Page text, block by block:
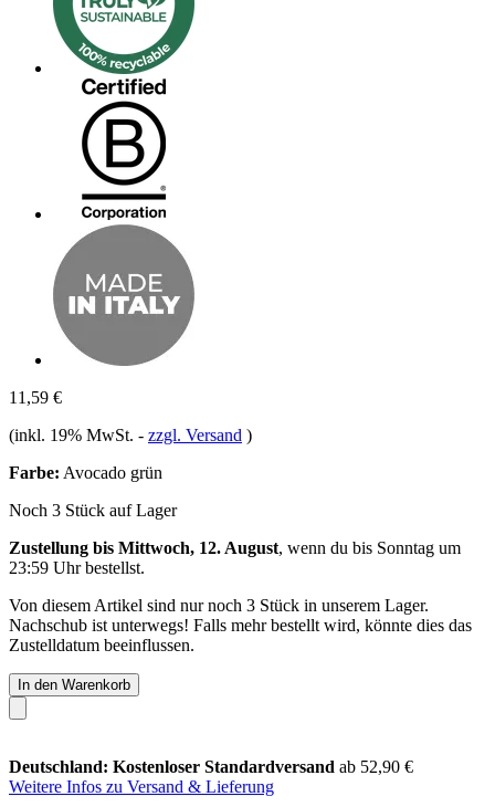
11,59 €
(inkl. 19% MwSt. - zzgl. Versand )
Farbe: Avocado grün
Noch 3 Stück auf Lager
Zustellung bis Mittwoch, 12. August, wenn du bis Sonntag um
23:59 Uhrbestellst.
Von diesem Artikel sind nur noch 3 Stück in unserem Lager.
Nachschub ist unterwegs! Falls mehr bestellt wird, könnte dies das
Zustelldatum beeinflussen.
In den Warenkorb
Deutschland: Kostenloser Standardversand ab 52,90 €
Weitere Infos zu Versand & Lieferung